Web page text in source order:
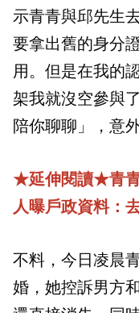
示青青與邱先生
要拿出舊的身分
用。但是在我的
架我就沒空參與
陪你聊聊」，意
★延伸閱讀★青青
人曝戶政資料：
不料，今日凌晨
婚，她控訴男方